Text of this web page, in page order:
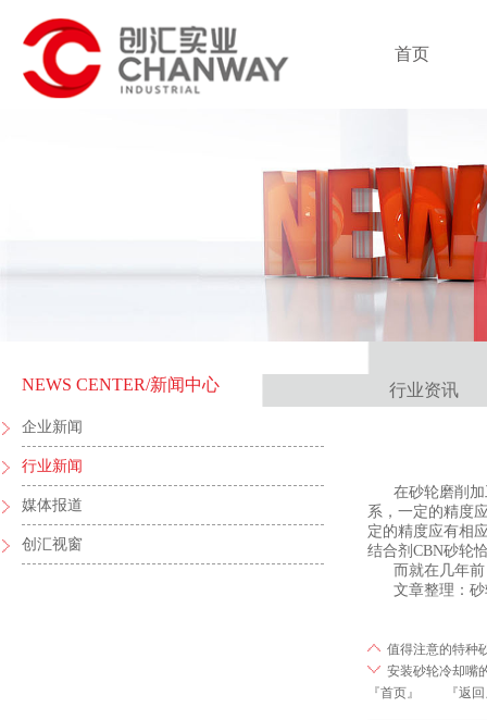
首页
NEWS CENTER/新闻中心
企业新闻
行业新闻
媒体报道
创汇视窗
行业资讯
在砂轮磨削加
系，一定的精度
定的精度应有相
结合剂CBN砂轮
而就在几年前
文章整理：砂轮
值得注意的特种
安装砂轮冷却嘴
『首页』
『返